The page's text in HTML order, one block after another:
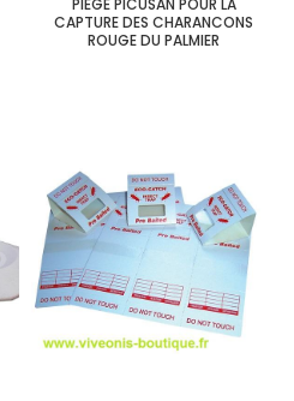
PIEGE PICUSAN POUR LA
CAPTURE DES CHARANCONS
ROUGE DU PALMIER